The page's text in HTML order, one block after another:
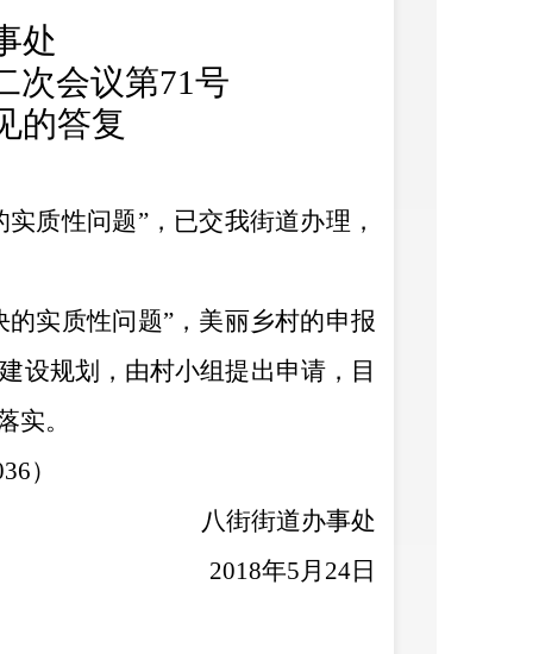
处
次会议第71号
的答复
实质性问题”，已交我街道办理，
实质性问题”， 美丽乡村的申报
设规划，由村小组提出申请， 目
实。
）
八街街道办事处
2018年5月 24日